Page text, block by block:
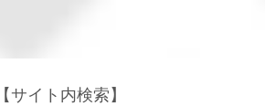
【サイト内検索】